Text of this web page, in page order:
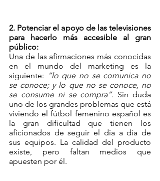
2. Potenciar el apoyo de las televisiones
para hacerlo más accesible al gran
público:
Una de las afirmaciones más conocidas
en el mundo del marketing es la
siguiente: “lo que no se comunica no
se conoce; y lo que no se conoce, no
se consume ni se compra”. Sin duda
uno de los grandes problemas que está
viviendo el fútbol femenino español es
la gran dificultad que tienen los
aficionados de seguir el día a día de
sus equipos. La calidad del producto
existe, pero faltan medios que
apuesten por él.